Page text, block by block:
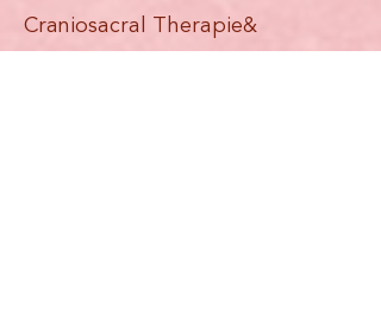
Craniosacral Therapie&